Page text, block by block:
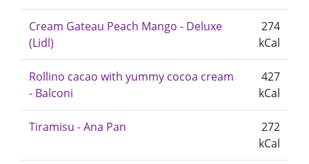
Cream Gateau Peach Mango - Deluxe
(Lidl)
274
kCal
Rollino cacao with yummy cocoa cream
- Balconi
427
kCal
Tiramisu - Ana Pan
272
kCal